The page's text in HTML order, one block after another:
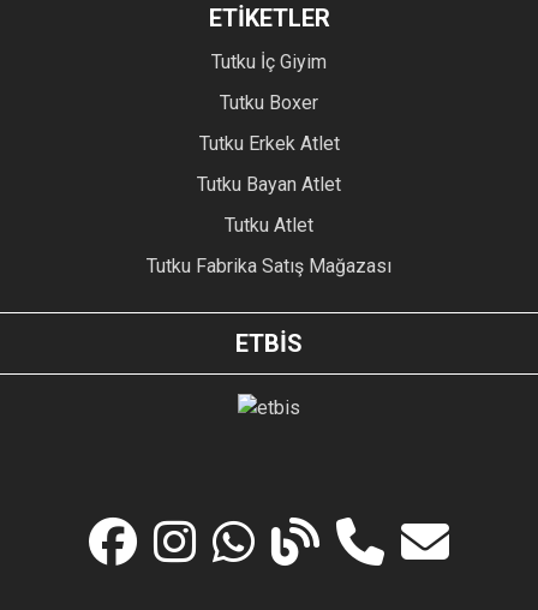
ETİKETLER
Tutku İç Giyim
Tutku Boxer
Tutku Erkek Atlet
Tutku Bayan Atlet
Tutku Atlet
Tutku Fabrika Satış Mağazası
ETBİS